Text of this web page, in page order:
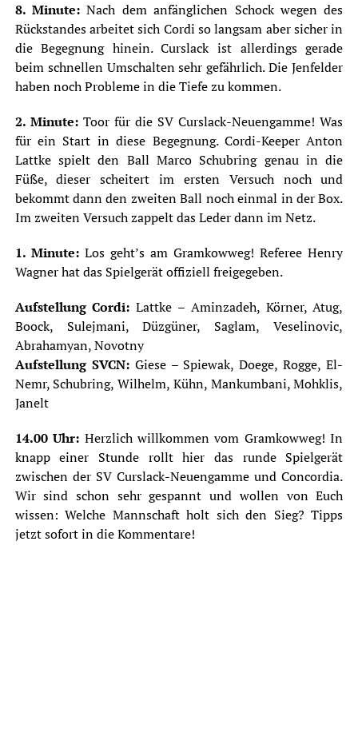
8. Minute:Nach dem anfänglichen Schock wegen des
Rückstandes arbeitet sich Cordi so langsam aber sicher in
die Begegnung hinein. Curslack ist allerdings gerade
beim schnellen Umschalten sehr gefährlich. Die Jenfelder
haben noch Probleme in die Tiefe zu kommen.
2. Minute: Toor für die SV Curslack-Neuengamme! Was
für ein Start in diese Begegnung. Cordi-Keeper Anton
Lattke spielt den Ball Marco Schubring genau in die
Füße, dieser scheitert im ersten Versuch noch und
bekommt dann den zweiten Ball noch einmal in der Box.
Im zweiten Versuch zappelt das Leder dann im Netz.
1. Minute: Los geht’s am Gramkowweg! Referee Henry
Wagner hat das Spielgerät offiziell freigegeben.
Aufstellung Cordi:Lattke – Aminzadeh, Körner, Atug,
Boock, Sulejmani, Düzgüner, Saglam, Veselinovic,
Abrahamyan, Novotny
Aufstellung SVCN: Giese – Spiewak, Doege, Rogge, El-
Nemr, Schubring, Wilhelm, Kühn, Mankumbani, Mohklis,
Janelt
14.00 Uhr: Herzlich willkommen vom Gramkowweg! In
knapp einer Stunde rollt hier das runde Spielgerät
zwischen der SV Curslack-Neuengamme und Concordia.
Wir sind schon sehr gespannt und wollen von Euch
wissen: Welche Mannschaft holt sich den Sieg? Tipps
jetzt sofort in die Kommentare!